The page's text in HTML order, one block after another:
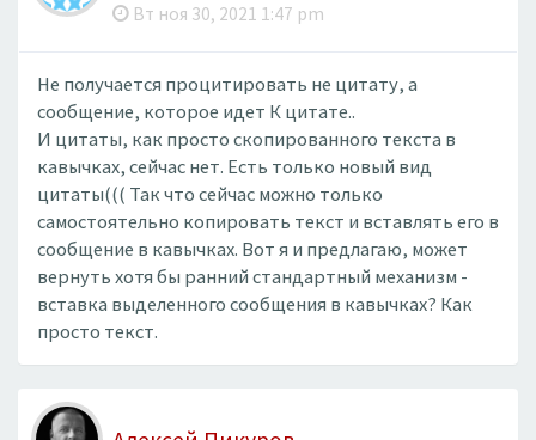
Вт ноя 30, 2021 1:47 pm
Не получается процитировать не цитату, а
сообщение, которое идет К цитате..
И цитаты, как просто скопированного текста в
кавычках, сейчас нет. Есть только новый вид
цитаты((( Так что сейчас можно только
самостоятельно копировать текст и вставлять его в
сообщение в кавычках. Вот я и предлагаю, может
вернуть хотя бы ранний стандартный механизм -
вставка выделенного сообщения в кавычках? Как
просто текст.